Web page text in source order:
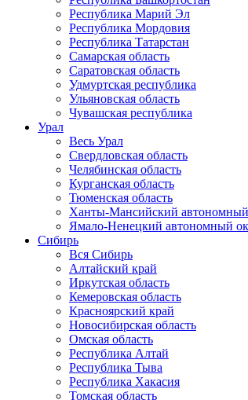
Республика Марий Эл
Республика Мордовия
Республика Татарстан
Самарская область
Саратовская область
Удмуртская республика
Ульяновская область
Чувашская республика
Урал
Весь Урал
Свердловская область
Челябинская область
Курганская область
Тюменская область
Ханты-Мансийский
Ямало-Ненецкий автономный
Сибирь
Вся Сибирь
Алтайский край
Иркутская область
Кемеровская область
Красноярский край
Новосибирская область
Омская область
Республика Алтай
Республика Тыва
Республика Хакасия
Томская область